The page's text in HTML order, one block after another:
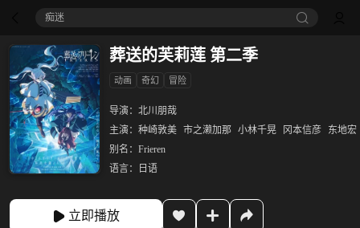
痴迷
葬送的芙莉莲 第二季
动画 奇幻 冒险
导演： 北川朋哉
主演： 种崎敦美 市之濑加那 小林千晃 冈本信彦
东地宏
别名： Frieren
语言：
日语
立即播放